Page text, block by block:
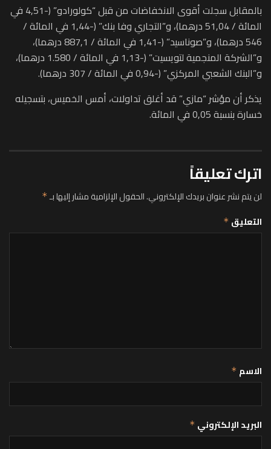
بالمقابل سجلت أقوى الانخفاضات من قبل “كولورادو” (-4,51 في
المائة / 51,04 درهما)، و”التجاري وفا بنك” (-1,44 في المائة /
546 درهما)، و”صوناسيد” (-1,41 في المائة / 887,1 درهما)،
و”الشركة المنجمية لتويسيت” (-1,13 في المائة / 1.580 درهما)،
و”البنك الشعبي المركزي” (-0,94 في المائة / 307 درهما).
يذكر أن مؤشر “مازي” قد أغلق تداولات، أمس الخميس، بتسجيله
خسارة بنسبة 0,05 في المائة.
اترك تعليقاً
لن يتم نشر عنوان بريدك الإلكتروني.الحقول الإلزامية مشار إليها بـ*
التعليق *
الاسم *
البريد الإلكتروني *